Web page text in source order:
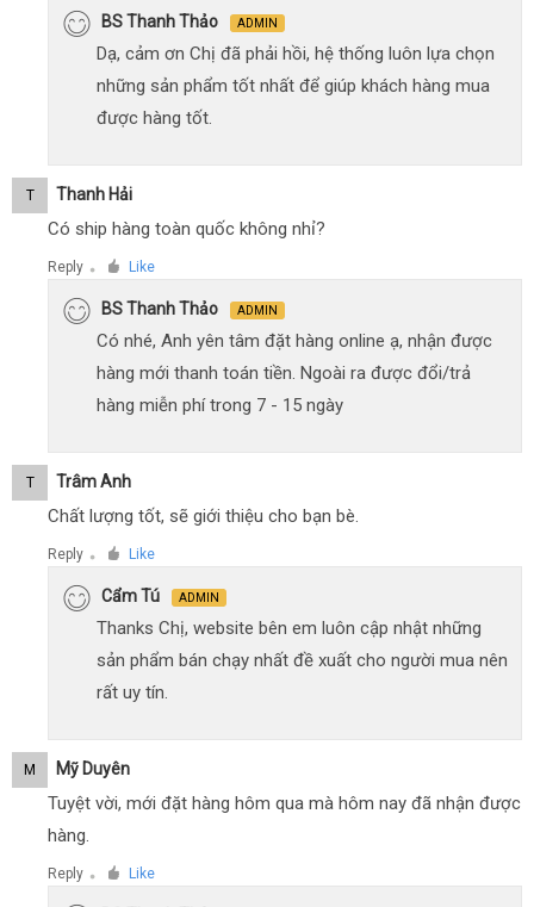
BS Thanh Thảo ADMIN
Dạ, cảm ơn Chị đã phải hồi, hệ thống luôn lựa chọn
những sản phẩm tốt nhất để giúp khách hàng mua
được hàng tốt.
T Thanh Hải
Có ship hàng toàn quốc không nhỉ?
Reply ● Like
BS Thanh Thảo ADMIN
Có nhé, Anh yên tâm đặt hàng online ạ, nhận được
hàng mới thanh toán tiền. Ngoài ra được đổi/trả
hàng miễn phí trong 7 - 15 ngày
T Trâm Anh
Chất lượng tốt, sẽ giới thiệu cho bạn bè.
Reply ● Like
Cẩm Tú ADMIN
Thanks Chị, website bên em luôn cập nhật những
sản phẩm bán chạy nhất đề xuất cho người mua nên
rất uy tín.
M Mỹ Duyên
Tuyệt vời, mới đặt hàng hôm qua mà hôm nay đã nhận được
hàng.
Reply ● Like